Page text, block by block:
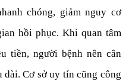
chóng, giảm nguy cơ
hồi phục. Khi quan tâm
tiền, người bệnh nên cân
Cơ sở uy tín cũng công